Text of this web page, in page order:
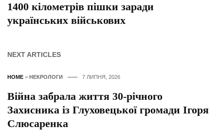
1400 кілометрів пішки заради
українських військових
NEXT ARTICLES
HOME > НЕКРОЛОГИ 7 ЛИПНЯ, 2026
Війна забрала життя 30-річного
Захисника із Глуховецької громади Ігоря
Слюсаренка